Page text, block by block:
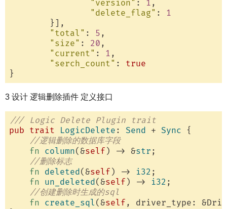
"version" : 1 ,
"delete_flag" : 1
"total" : 5 ,
"size" : 20 ,
"current" : 1 ,
"serch_count" : true
3 设计 逻辑删除插件 定义接口
/// Logic Delete Plugin trait
pub trait LogicDelete : Send + Sync {
//逻辑删除的数据库字段
fn column(&self ) -> &str ;
//删除标志
fn deleted(&self ) -> i32 ;
fn un_deleted(&self ) -> i32 ;
//创建删除时生成的sql
fn create_sql(&self , driver_type: